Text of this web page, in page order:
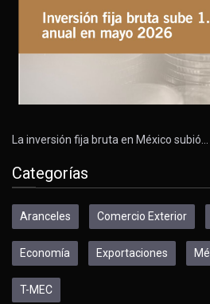
La inversión fija bruta en México subió…
Categorías
Aranceles Comercio Exterior
Economía Exportaciones
T-MEC